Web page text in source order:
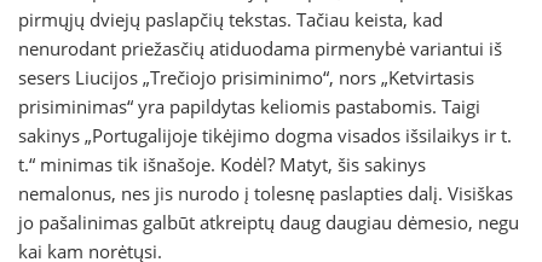
pirmųjų dviejų paslapčių tekstas. Tačiau keista, kad
nenurodant priežasčių atiduodama pirmenybė variantui iš
sesers Liucijos „Trečiojo prisiminimo“, nors „Ketvirtasis
prisiminimas“ yra papildytas keliomis pastabomis. Taigi
sakinys „Portugalijoje tikėjimo dogma visados išsilaikys ir t.
t.“ minimas tik išnašoje. Kodėl? Matyt, šis sakinys
nemalonus, nes jis nurodo į tolesnę paslapties dalį. Visiškas
jo pašalinimas galbūt atkreiptų daug daugiau dėmesio, negu
kai kam norėtųsi.